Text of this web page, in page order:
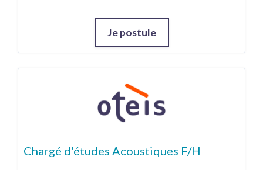
Je postule
Chargé d'études Acoustiques F/H